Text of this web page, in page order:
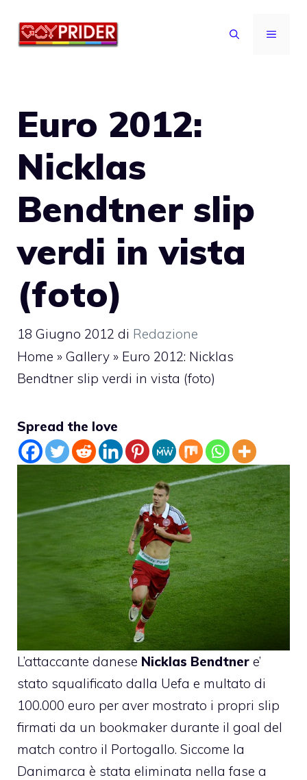
MENU
Euro 2012:
Nicklas
Bendtner slip
verdi in vista
(foto)
18 Giugno 2012 di Redazione
Home » Gallery » Euro 2012: Nicklas
Bendtner slip verdi in vista (foto)
Spread the love
L’attaccante danese Nicklas Bendtner e’
stato squalificato dalla Uefa e multato di
100.000 euro per aver mostrato i propri slip
firmati da un bookmaker durante il goal del
match contro il Portogallo. Siccome la
Danimarca è stata eliminata nella fase a